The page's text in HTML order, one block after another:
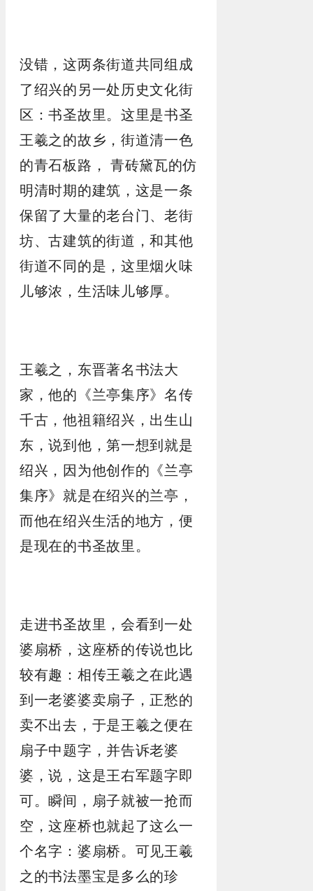
没错，这两条街道共同组成
了绍兴的另一处历史文化街
区：书圣故里。这里是书圣
王羲之的故乡，街道清一色
的青石板路， 青砖黛瓦的仿
明清时期的建筑，这是一条
保留了大量的老台门、老街
坊、古建筑的街道，和其他
街道不同的是，这里烟火味
儿够浓，生活味儿够厚。
王羲之，东晋著名书法大
家，他的《兰亭集序》名传
千古，他祖籍绍兴，出生山
东，说到他，第一想到就是
绍兴，因为他创作的《兰亭
集序》就是在绍兴的兰亭，
而他在绍兴生活的地方，便
是现在的书圣故里。
走进书圣故里，会看到一处
婆扇桥，这座桥的传说也比
较有趣：相传王羲之在此遇
到一老婆婆卖扇子，正愁的
卖不出去，于是王羲之便在
扇子中题字，并告诉老婆
婆，说，这是王右军题字即
可。瞬间，扇子就被一抢而
空，这座桥也就起了这么一
个名字：婆扇桥。可见王羲
之的书法墨宝是多么的珍